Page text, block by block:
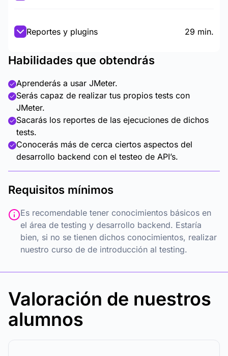
Reportes y plugins 29 min.
Habilidades que obtendrás
Aprenderás a usar JMeter.
Serás capaz de realizar tus propios tests con
JMeter.
Sacarás los reportes de las ejecuciones de dichos
tests.
Conocerás más de cerca ciertos aspectos del
desarrollo backend con el testeo de API’s.
Requisitos mínimos
Es recomendable tener conocimientos básicos en
el área de testing y desarrollo backend. Estaría
bien, si no se tienen dichos conocimientos, realizar
nuestro curso de de introducción al testing.
Valoración de nuestros
alumnos